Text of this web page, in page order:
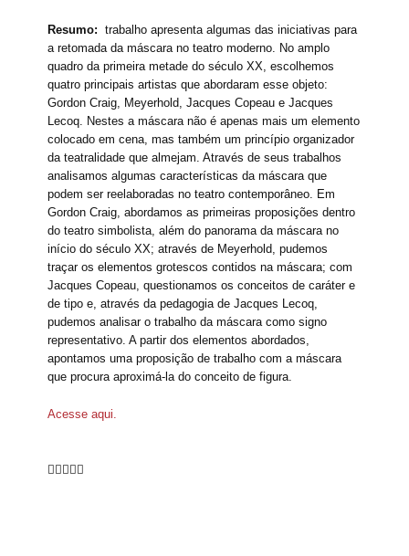
Resumo: trabalho apresenta algumas das iniciativas para
a retomada da máscara no teatro moderno. No amplo
quadro da primeira metade do século XX, escolhemos
quatro principais artistas que abordaram esse objeto:
Gordon Craig, Meyerhold, Jacques Copeau e Jacques
Lecoq. Nestes a máscara não é apenas mais um elemento
colocado em cena, mas também um princípio organizador
da teatralidade que almejam. Através de seus trabalhos
analisamos algumas características da máscara que
podem ser reelaboradas no teatro contemporâneo. Em
Gordon Craig, abordamos as primeiras proposições dentro
do teatro simbolista, além do panorama da máscara no
início do século XX; através de Meyerhold, pudemos
traçar os elementos grotescos contidos na máscara; com
Jacques Copeau, questionamos os conceitos de caráter e
de tipo e, através da pedagogia de Jacques Lecoq,
pudemos analisar o trabalho da máscara como signo
representativo. A partir dos elementos abordados,
apontamos uma proposição de trabalho com a máscara
que procura aproximá-la do conceito de figura.
Acesse aqui.
    